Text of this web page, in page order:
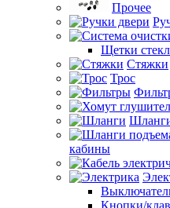
Прочее
Щетки
Стяжки
Трос
кабины
Кнопки/